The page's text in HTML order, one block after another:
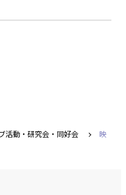
活動・研究会・同好会
映